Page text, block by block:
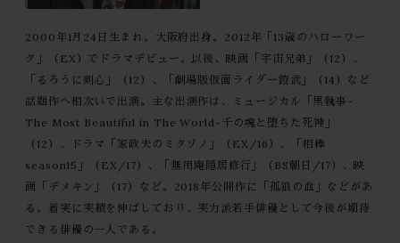
2000年1月24日生まれ。大阪府出身。2012年「13歳のハローワー
ク」（EX）でドラマデビュー。以後、映画「宇宙兄弟」（12）、
「るろうに剣心」（12）、「劇場版仮面ライダー鎧武」（14）など
話題作へ相次いで出演。主な出演作は、ミュージカル「黒執事-
The Most Beautiful in The World-千の魂と堕ちた死神」
（12）、ドラマ「家政夫のミタゾノ」（EX/16）、「相棒
season15」（EX/17）、「無用庵隠居修行」（BS朝日/17）、映
画「デメキン」（17）など。2018年公開作に「孤狼の血」などがあ
る。着実に実績を伸ばしており、実力派若手俳優として今後が期待
できる俳優の一人である。